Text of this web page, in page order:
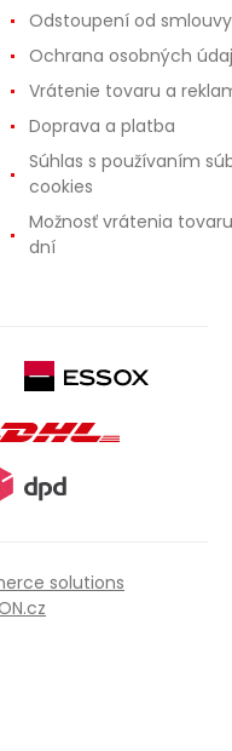
Odstoupení od smlouvy
Ochrana osobných
Vrátenie tovaru a
Doprava a platba
Súhlas s používaním
cookies
Možnosť vrátenia
dní
solutions